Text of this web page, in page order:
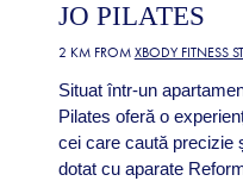
JO PILATES
2 KM FROM XBODY FITNESS
Situat într-un
Pilates oferă o
cei care caută precizie
dotat cu aparate